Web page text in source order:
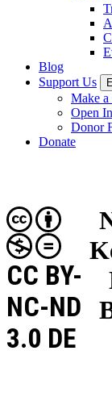
Blog
Support Us
Make
Open
Donor
Donate
CC BY-
NC-ND
3.0 DE